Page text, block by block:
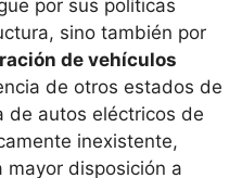
por sus políticas
sino también por
de vehículos
de otros estados de
de autos eléctricos de
inexistente,
mayor disposición a